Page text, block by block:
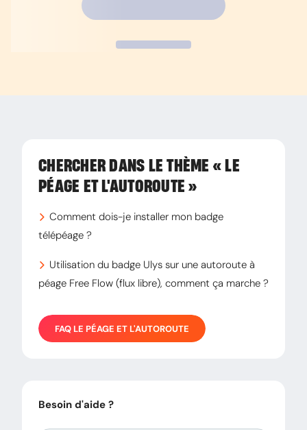
CHERCHER DANS LE THÈME « LE
PÉAGE ET L'AUTOROUTE »
Comment dois-je installer mon badge
télépéage ?
Utilisation du badge Ulys sur une autoroute à
péage Free Flow (flux libre), comment ça marche ?
FAQ LE PÉAGE ET L'AUTOROUTE
Besoin d'aide ?